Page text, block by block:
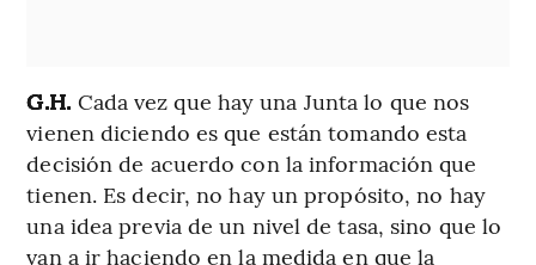
G.H. Cada vez que hay una Junta lo que nos
vienen diciendo es que están tomando esta
decisión de acuerdo con la información que
tienen. Es decir, no hay un propósito, no hay
una idea previa de un nivel de tasa, sino que lo
van a ir haciendo en la medida en que la